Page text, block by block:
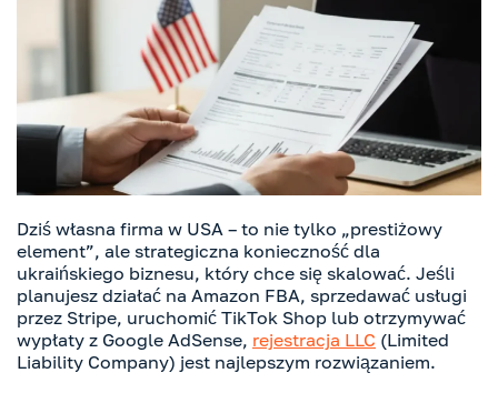
Dziś własna firma w USA – to nie tylko „prestiżowy
element”, ale strategiczna konieczność dla
ukraińskiego biznesu, który chce się skalować. Jeśli
planujesz działać na Amazon FBA, sprzedawać usługi
przez Stripe, uruchomić TikTok Shop lub otrzymywać
wypłaty z Google AdSense, rejestracja LLC (Limited
Liability Company) jest najlepszym rozwiązaniem.